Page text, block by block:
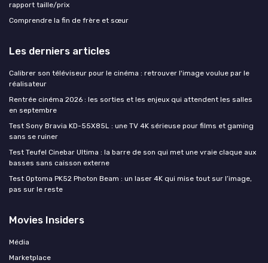
rapport taille/prix
Comprendre la fin de frère et sœur
Les derniers articles
Calibrer son téléviseur pour le cinéma : retrouver l'image voulue par le
réalisateur
Rentrée cinéma 2026 : les sorties et les enjeux qui attendent les salles
en septembre
Test Sony Bravia KD-55X85L : une TV 4K sérieuse pour films et gaming
sans se ruiner
Test Teufel Cinebar Ultima : la barre de son qui met une vraie claque aux
basses sans caisson externe
Test Optoma PK52 Photon Beam : un laser 4K qui mise tout sur l’image,
pas sur le reste
Movies Insiders
Média
Marketplace